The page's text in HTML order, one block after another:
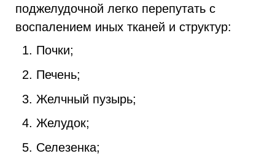
поджелудочной легко перепутать с
воспалением иных тканей и структур:
Почки;
Печень;
Желчный пузырь;
Желудок;
Селезенка;